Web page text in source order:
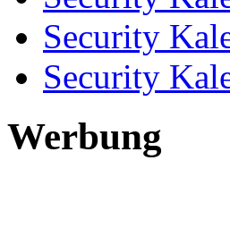
Security
Security
Werbung